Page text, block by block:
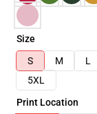
Size
S
M L
5XL
Print Location